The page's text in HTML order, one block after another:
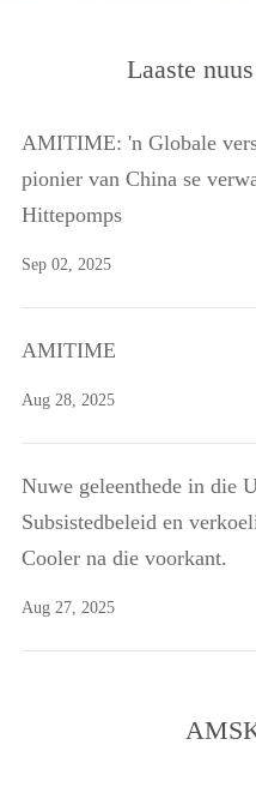
Laaste
AMITIME: 'n Globale
pionier van China se
Hittepomps
Sep 02, 2025
AMITIME
Aug 28, 2025
Nuwe geleenthede in die
Subsistedbeleid en
Cooler na die voorkant.
Aug 27, 2025